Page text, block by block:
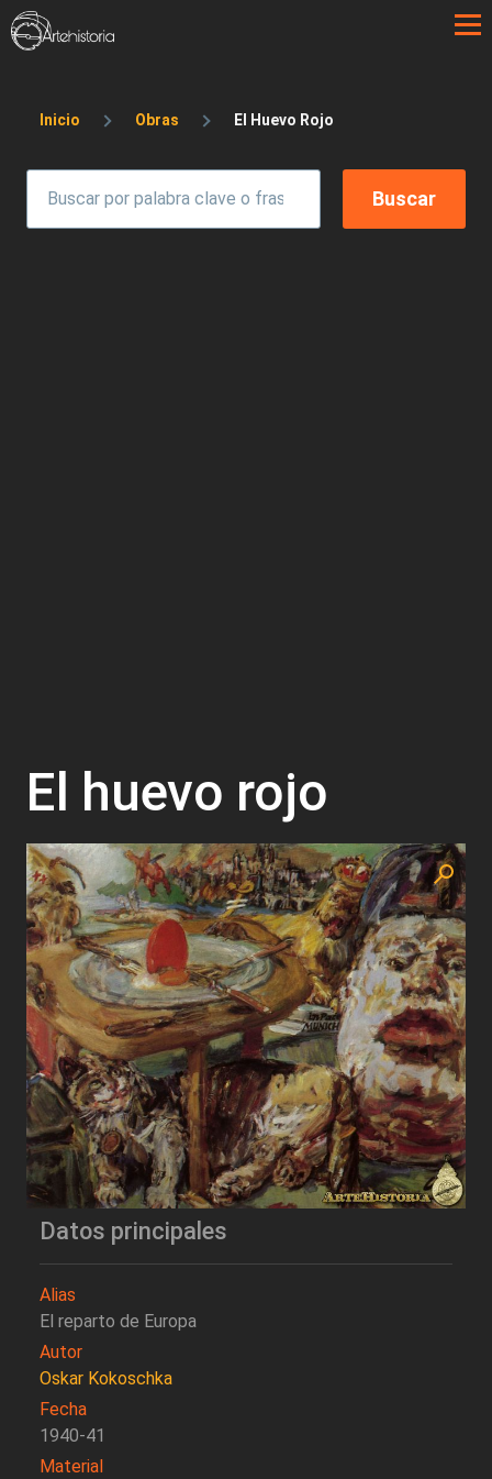
Pasar al contenido principal
Sobrescribir enlaces de ayuda a la
Inicio Obras El Huevo Rojo
El huevo rojo
Datos principales
Alias
El reparto de Europa
Autor
Oskar Kokoschka
Fecha
1940-41
Material